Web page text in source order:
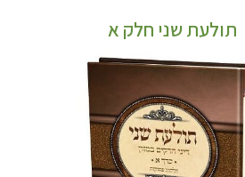
תולעת שני חלק א